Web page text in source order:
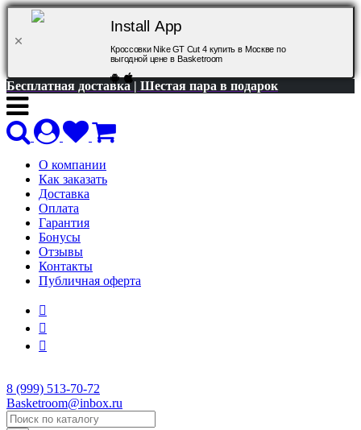
Install App
Кроссовки Nike GT Cut 4 купить в Москве по
выгодной цене в Basketroom
Бесплатная доставка | Шестая пара в подарок
О компании
Как заказать
Доставка
Оплата
Гарантия
Бонусы
Отзывы
Контакты
Публичная оферта
8 (999) 513-70-72
Basketroom@inbox.ru